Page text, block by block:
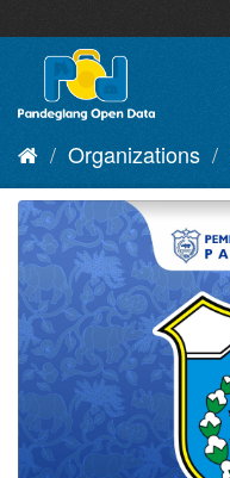
to
content
Organizations